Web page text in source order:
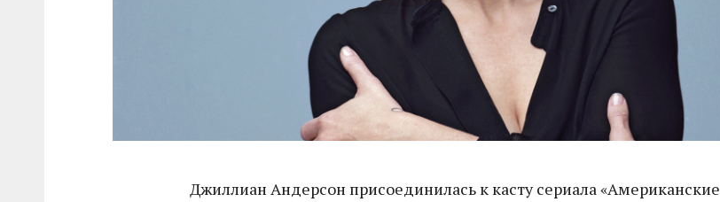
Джиллиан Андерсон присоединилась к касту сериала «Американские